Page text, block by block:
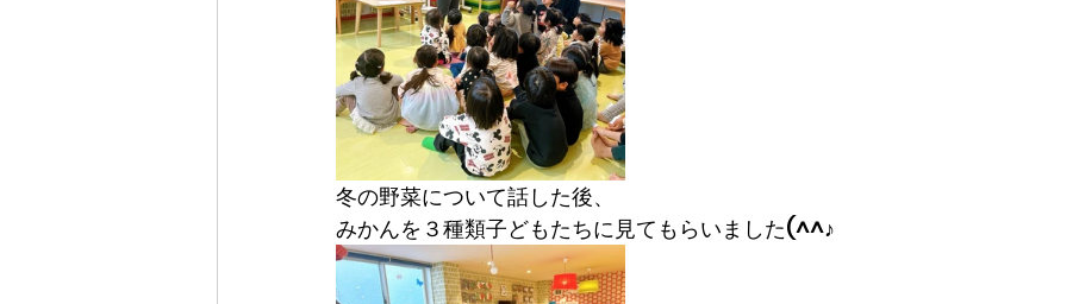
冬の野菜について話した後、
みかんを３種類子どもたちに見てもらいました(^^♪